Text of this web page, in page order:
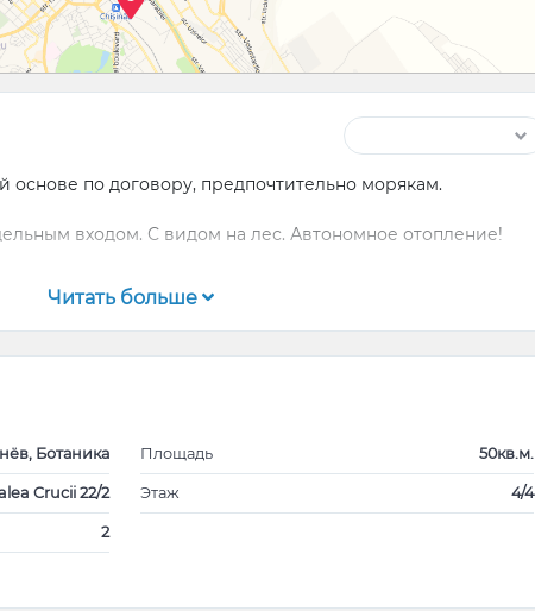
основе по договору, предпочтительно морякам.
входом. С видом на лес. Автономное отопление!
Читать больше
Ботаника
Crucii 22/2
2
Площадь 50кв.м.
Этаж 4/4